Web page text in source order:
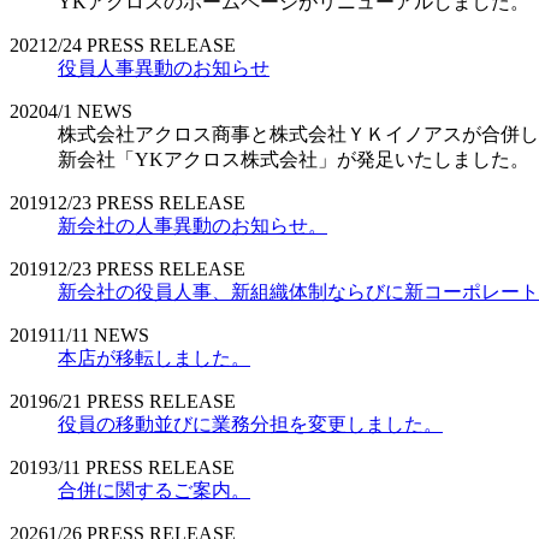
2021 2/24 PRESS RELEASE
役員人事異動のお知らせ
20204/1 NEWS
株式会社アクロス商事と株式会社ＹＫイノアスが合併し
新会社「YKアクロス株式会社」が発足いたしました。
201912/23 PRESS RELEASE
新会社の人事異動のお知らせ。
201912/23 PRESS RELEASE
新会社の役員人事、新組織体制ならびに新コーポレート
201911/11 NEWS
本店が移転しました。
20196/21 PRESS RELEASE
役員の移動並びに業務分担を変更しました。
20193/11 PRESS RELEASE
合併に関するご案内。
20261/26 PRESS RELEASE